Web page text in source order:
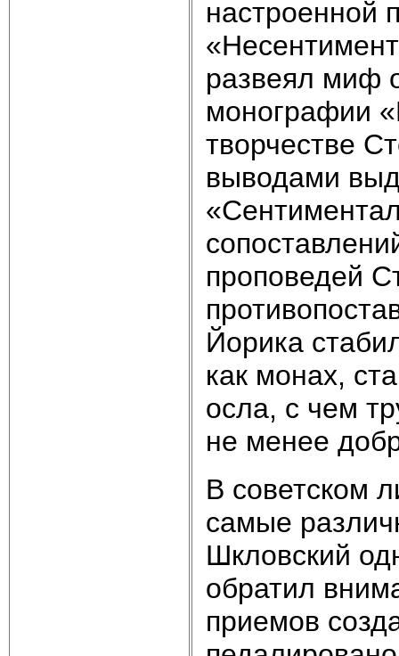
настроенной
развеял миф
монографии
творчестве
выводами
проповедей
Йорика
как монах,
осла, с чем
не менее
В советском
самые
Шкловский
обратил
приемов